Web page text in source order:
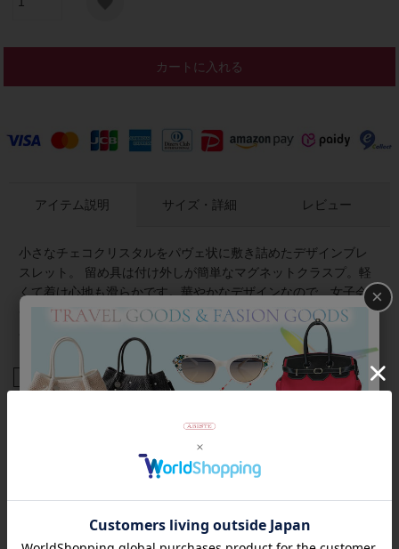
カートに入れる
アイテム説明
小さなチェコクリスタルをパヴェ状に敷き詰めたデザインブレ
スレット。 留め具は付け外しが簡単なマグネットクラスプ。軽
くて着け心地も滑らかです。華やかなデザインなので、女子会
やお買い物はもちろん、オフィス使いやオケージョンシーン、
サイズ・詳細 レビュー
商品番号 4250067
×